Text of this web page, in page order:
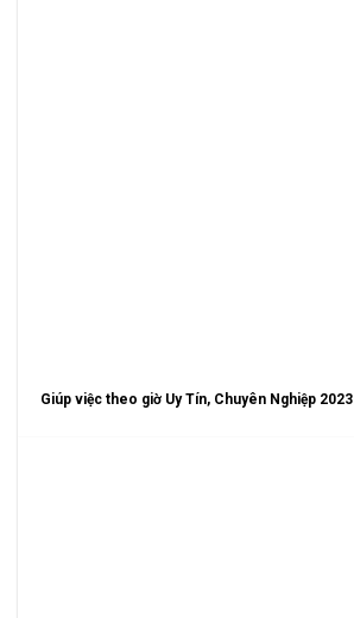
Giúp việc theo giờ Uy Tín, Chuyên Nghiệp 2023